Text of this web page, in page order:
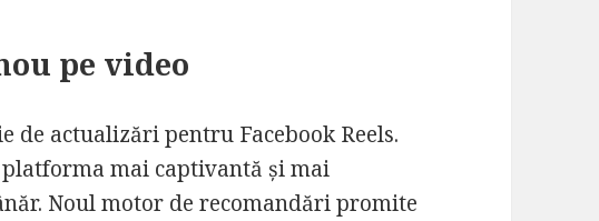
pe video
de actualizări pentru Facebook Reels.
platforma mai captivantă și mai
Noul motor de recomandări promite